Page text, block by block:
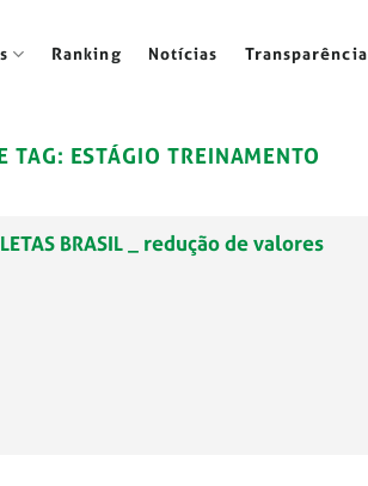
Ranking Notícias Transparência
TAG: ESTÁGIO TREINAMENTO
BRASIL _ redução de valores